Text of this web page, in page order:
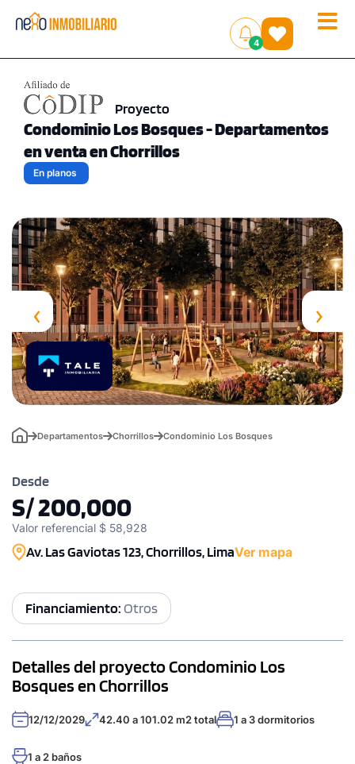
Toggle
4
()
Proyecto
Condominio Los Bosques - Departamentos
en venta en Chorrillos
En planos
‹ ›
Departamentos Chorrillos Condominio Los Bosques
Desde
S/ 200,000
Valor referencial $ 58,928
Av. Las Gaviotas 123, Chorrillos, LimaVer mapa
Financiamiento:Otros
Detalles del proyecto Condominio Los
Bosques en Chorrillos
12/12/2029 42.40 a 101.02 m2 total 1 a 3 dormitorios
1 a 2 baños